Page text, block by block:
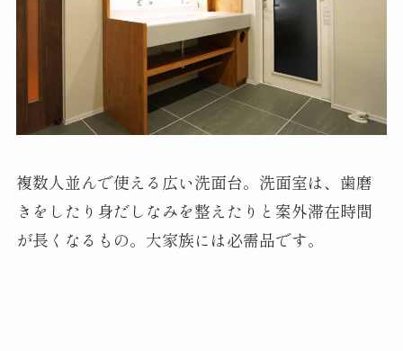
複数人並んで使える広い洗面台。洗面室は、歯磨
きをしたり身だしなみを整えたりと案外滞在時間
が長くなるもの。大家族には必需品です。